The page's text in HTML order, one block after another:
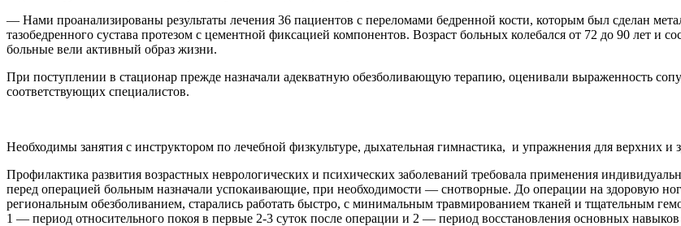
— Нами проанализированы результаты лечения 36 пациентов с переломами бедренной кости, которым был сделан
тазобедренного сустава протезом с цементной фиксацией компонентов. Возраст больных колебался от 72 до 90
больные вели активный образ жизни.
При поступлении в стационар прежде назначали адекватную обезболивающую терапию, оценивали выраженность
соответствующих специалистов.
Необходимы занятия с инструктором по лечебной физкультуре, дыхательная гимнастика, и упражнения для верхних и
Профилактика развития возрастных неврологических и психических заболеваний требовала применения
перед операцией больным назначали успокаивающие, при необходимости — снотворные. До операции на здоровую
региональным обезболиванием, старались работать быстро, с минимальным травмированием тканей и тщательным
1 — период относительного покоя в первые 2-3 суток после операции и 2 — период восстановления основных